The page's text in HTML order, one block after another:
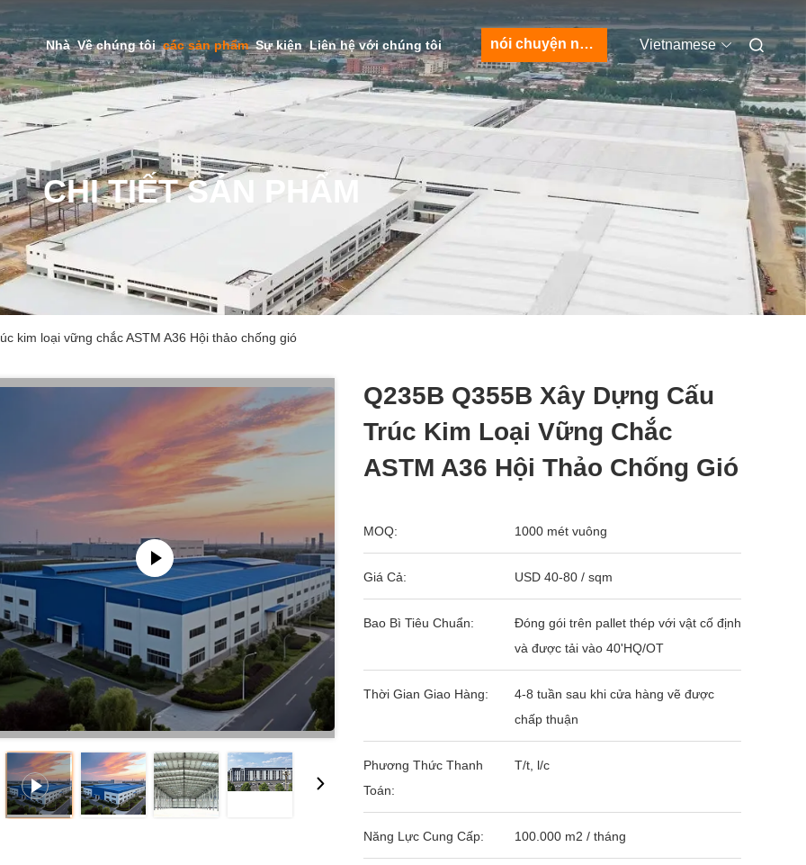
Nhà Về chúng tôi các sản phẩm Sự kiện Liên hệ với chúng tôi nói chuyện ngay. Vietnamese
CHI TIẾT SẢN PHẨM
kim loại vững chắc ASTM A36 Hội thảo chống gió
Q235B Q355B Xây Dựng Cấu
Trúc Kim Loại Vững Chắc
ASTM A36 Hội Thảo Chống Gió
MOQ: 1000 mét vuông
Giá Cả: USD 40-80 / sqm
Bao Bì Tiêu Chuẩn:
Đóng gói trên pallet thép với vật cố định
và được tải vào 40'HQ/OT
Thời Gian Giao Hàng:
4-8 tuần sau khi cửa hàng vẽ được
chấp thuận
Phương Thức Thanh
Toán:
T/t, l/c
Năng Lực Cung Cấp: 100.000 m2 / tháng